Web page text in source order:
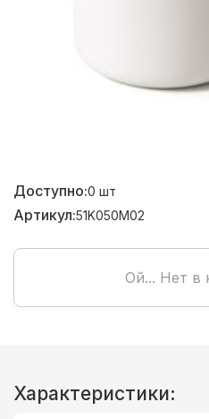
Доступно:0 шт
Артикул:51K050M02
Ой... Нет в
Характеристики: